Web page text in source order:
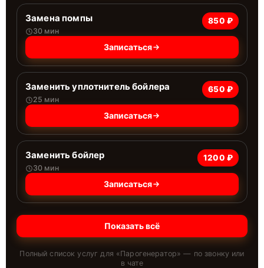
Замена помпы
30 мин
850 ₽
Записаться
Заменить уплотнитель бойлера
25 мин
650 ₽
Записаться
Заменить бойлер
30 мин
1200 ₽
Записаться
Показать всё
Полный список услуг для «Парогенератор» — по звонку или
в чате